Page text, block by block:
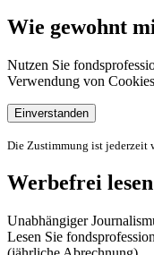
Wie gewohnt
Nutzen Sie
Verwendung von
Einverstanden
Die Zustimmung ist jederzeit
Werbefrei lesen
Unabhängiger
Lesen Sie